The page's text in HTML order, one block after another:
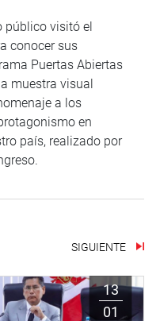
público visitó el
conocer sus
Puertas Abiertas
muestra visual
a los
en
país, realizado por
SIGUIENTE
13
01